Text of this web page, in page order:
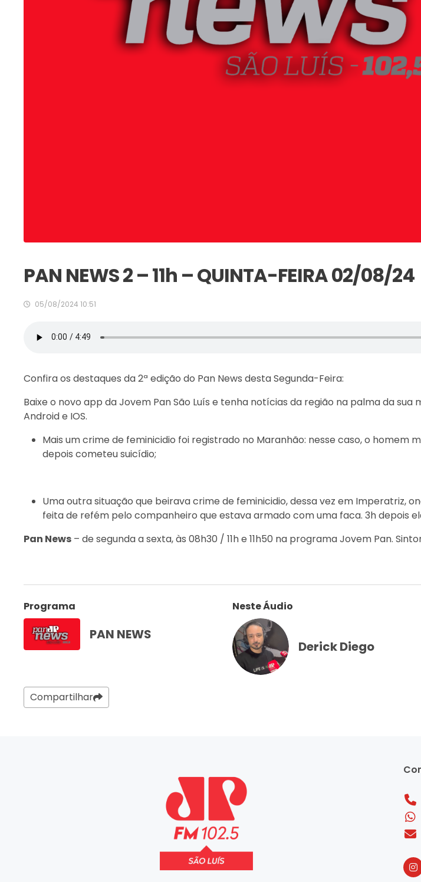
PAN NEWS 2 – 11h – QUINTA-FEIRA 02/08/24
05/08/2024 10:51
Confira os destaques da 2ª edição do Pan News desta Segunda-Feira:
Baixe o novo app da Jovem Pan São Luís e tenha notícias da região na palma da sua
Android e IOS.
Mais um crime de feminicidio foi registrado no Maranhão: nesse caso, o homem
depois cometeu suicídio;
Uma outra situação que beirava crime de feminicidio, dessa vez em Imperatriz,
feita de refém pelo companheiro que estava armado com uma faca. 3h depois
Pan News – de segunda a sexta, às 08h30 / 11h e 11h50 na programa Jovem Pan.
Programa
PAN NEWS
Neste Áudio
Derick Diego
Compartilhar